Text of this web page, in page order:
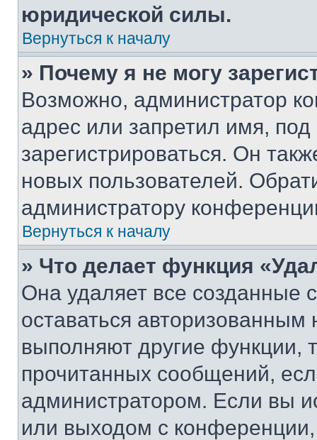
юридической силы.
Вернуться к началу
» Почему я не могу
Возможно, администратор
адрес или запретил имя,
зарегистрироваться. Он
новых пользователей.
администратору
Вернуться к началу
» Что делает функция
Она удаляет все созданные
оставаться
выполняют другие функции,
прочитанных сообщений,
администратором. Если вы
или выходом с